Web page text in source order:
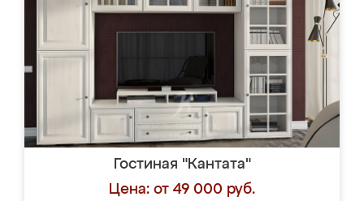
Гостиная "Кантата"
Цена: от 49 000 руб.